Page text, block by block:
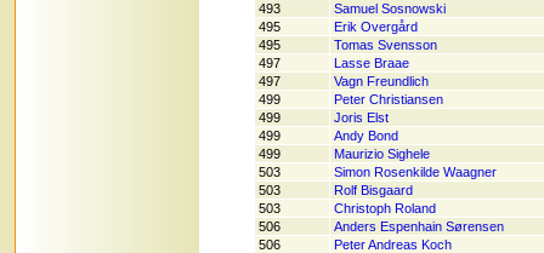
493
Samuel Sosnowski
495
Erik Overgård
495
Tomas Svensson
497
Lasse Braae
497
Vagn Freundlich
499
Peter Christiansen
499
Joris Elst
499
Andy Bond
499
Maurizio Sighele
503
Simon Rosenkilde Waagner
503
Rolf Bisgaard
503
Christoph Roland
506
Anders Espenhain Sørensen
506
Peter Andreas Koch